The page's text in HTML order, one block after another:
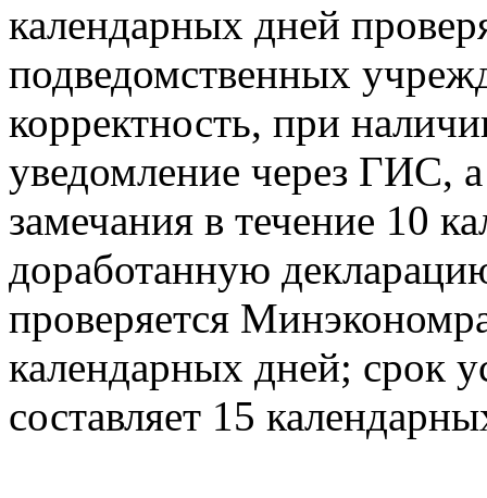
календарных дней
подведомственных
корректность, при
уведомление через ГИС,
замечания в течение 10
доработанную
проверяется
календарных дней; срок
составляет 15